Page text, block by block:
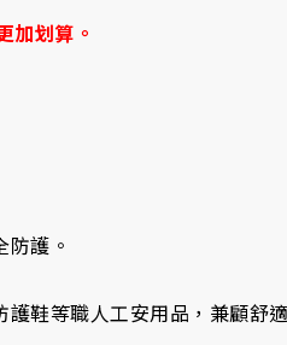
加划算。
護。
鞋等職人工安用品，兼顧舒